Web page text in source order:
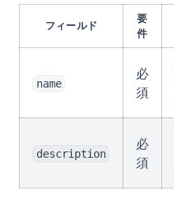
フィールド
要
件
name
必
須
description
必
須